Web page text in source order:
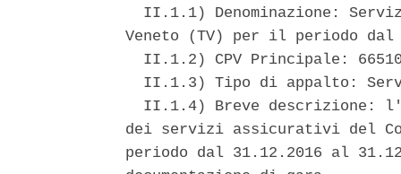
II.1.1) Denominazione:
Veneto (TV) per il periodo dal
II.1.2) CPV Principale:
II.1.3) Tipo di appalto:
II.1.4) Breve descrizione:
dei servizi assicurativi del
periodo dal 31.12.2016 al